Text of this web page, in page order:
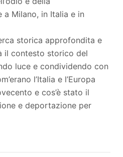
a Milano, in Italia e in
storica approfondita e
il contesto storico del
luce e condividendo con
l’Italia e l’Europa
e cos’è stato il
e deportazione per